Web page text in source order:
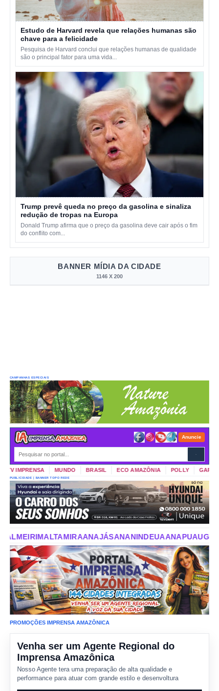
Estudo de Harvard revela que relações humanas são
chave para a felicidade
Pesquisa de Harvard conclui que relações humanas de qualidade
são o principal fator para uma vida...
Trump prevê queda no preço da gasolina e sinaliza
redução de tropas na Europa
Donald Trump afirma que o preço da gasolina deve cair após o fim
do conflito com...
BANNER MÍDIA DA CIDADE
1146 X 200
CAMPANHAS ESPECIAIS
Anuncie
IMPRENSA MUNDO BRASIL ECO AMAZÔNIA POLLY GARIMPO
PUBLICIDADE | BANNER TOPO REDE
ANANINDEUAANAPUAUGUSTO CORRÊAAURORA
PROMOÇÕES IMPRENSA AMAZÔNICA
Venha ser um Agente Regional do
Imprensa Amazônica
Nosso Agente tera uma preparação de alta qualidade e
performance para atuar com grande estilo e desenvoltura